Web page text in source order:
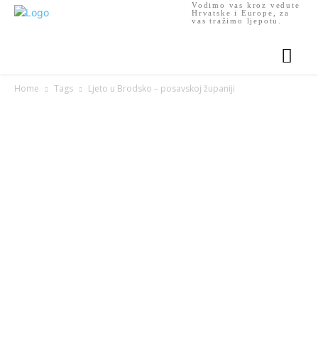
Vodimo vas kroz vedute
Hrvatske i Europe, za
vas tražimo ljepotu.
Home Tags Ljeto u Brodsko – posavskoj županiji